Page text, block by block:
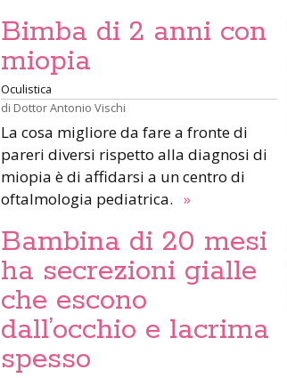
Bimba di 2 anni con
miopia
Oculistica
di Dottor Antonio Vischi
La cosa migliore da fare a fronte di
pareri diversi rispetto alla diagnosi di
miopia è di affidarsi a un centro di
oftalmologia pediatrica. »
Bambina di 20 mesi
ha secrezioni gialle
che escono
dall’occhio e lacrima
spesso